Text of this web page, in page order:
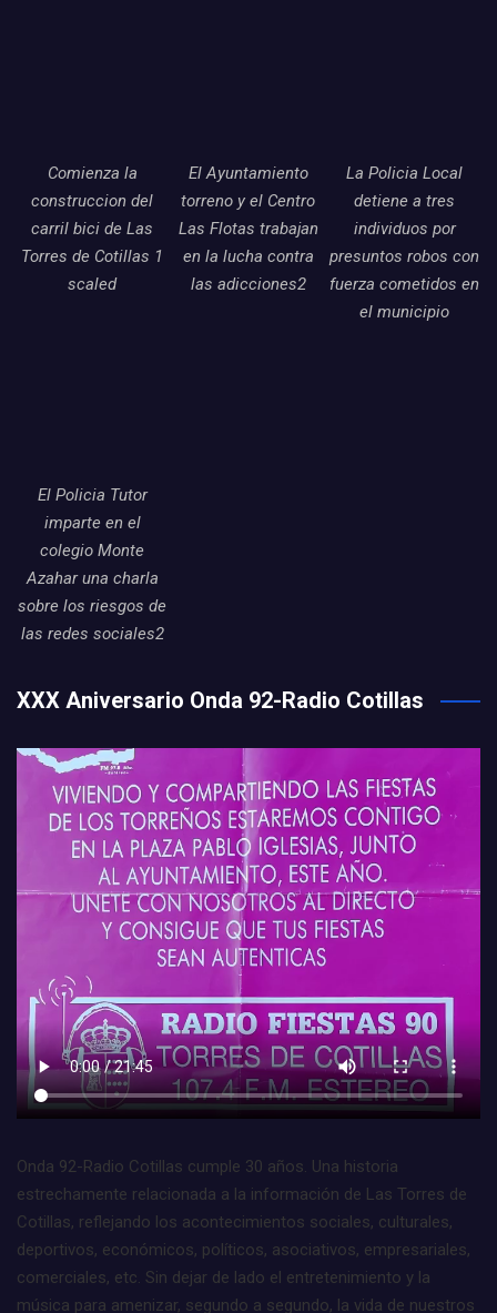
Comienza la
construccion del
carril bici de Las
Torres de Cotillas 1
scaled
El Ayuntamiento
torreno y el Centro
Las Flotas trabajan
en la lucha contra
las adicciones2
La Policia Local
detiene a tres
individuos por
presuntos robos con
fuerza cometidos en
el municipio
El Policia Tutor
imparte en el
colegio Monte
Azahar una charla
sobre los riesgos de
las redes sociales2
XXX Aniversario Onda 92-Radio Cotillas
Onda 92-Radio Cotillas cumple 30 años. Una historia
estrechamente relacionada a la información de Las Torres de
Cotillas, reflejando los acontecimientos sociales, culturales,
deportivos, económicos, políticos, asociativos, empresariales,
comerciales, etc. Sin dejar de lado el entretenimiento y la
música para amenizar, segundo a segundo, la vida de nuestros